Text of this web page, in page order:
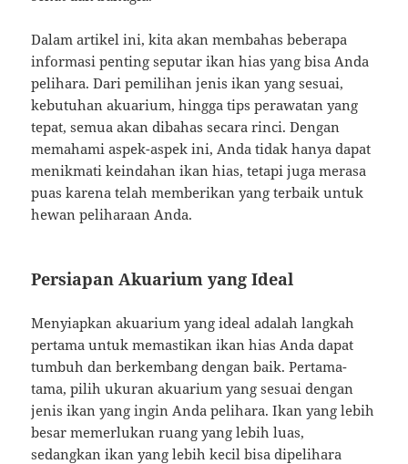
Dalam artikel ini, kita akan membahas beberapa
informasi penting seputar ikan hias yang bisa Anda
pelihara. Dari pemilihan jenis ikan yang sesuai,
kebutuhan akuarium, hingga tips perawatan yang
tepat, semua akan dibahas secara rinci. Dengan
memahami aspek-aspek ini, Anda tidak hanya dapat
menikmati keindahan ikan hias, tetapi juga merasa
puas karena telah memberikan yang terbaik untuk
hewan peliharaan Anda.
Persiapan Akuarium yang Ideal
Menyiapkan akuarium yang ideal adalah langkah
pertama untuk memastikan ikan hias Anda dapat
tumbuh dan berkembang dengan baik. Pertama-
tama, pilih ukuran akuarium yang sesuai dengan
jenis ikan yang ingin Anda pelihara. Ikan yang lebih
besar memerlukan ruang yang lebih luas,
sedangkan ikan yang lebih kecil bisa dipelihara